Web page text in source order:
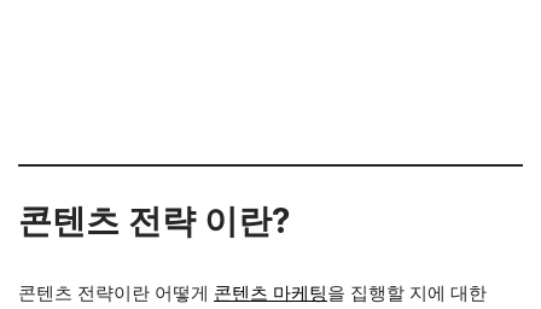
콘텐츠 전략 이란?
콘텐츠 전략이란 어떻게 콘텐츠 마케팅을 집행할 지에 대한